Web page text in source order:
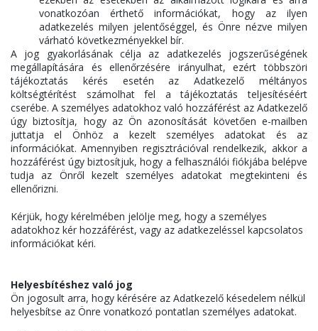
vonatkozóan érthető információkat, hogy az ilyen
adatkezelés milyen jelentőséggel, és Önre nézve milyen
várható következményekkel bír.
A jog gyakorlásának célja az adatkezelés jogszerűségének
megállapítására és ellenőrzésére irányulhat, ezért többszöri
tájékoztatás kérés esetén az Adatkezelő méltányos
költségtérítést számolhat fel a tájékoztatás teljesítéséért
cserébe. A személyes adatokhoz való hozzáférést az Adatkezelő
úgy biztosítja, hogy az Ön azonosítását követően e-mailben
juttatja el Önhöz a kezelt személyes adatokat és az
információkat. Amennyiben regisztrációval rendelkezik, akkor a
hozzáférést úgy biztosítjuk, hogy a felhasználói fiókjába belépve
tudja az Önről kezelt személyes adatokat megtekinteni és
ellenőrizni.
Kérjük, hogy kérelmében jelölje meg, hogy a személyes
adatokhoz kér hozzáférést, vagy az adatkezeléssel kapcsolatos
információkat kéri.
Helyesbítéshez való jog
Ön jogosult arra, hogy kérésére az Adatkezelő késedelem nélkül
helyesbítse az Önre vonatkozó pontatlan személyes adatokat.